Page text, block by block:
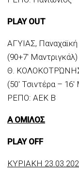
PLAY OUT
ΑΓΥΙΑΣ,
(90+7′ Μαντριγκάλ)
Θ.
(50′ Τσιντέρα –
ΡΕΠΟ: ΑΕΚ Β
Α ΟΜΙΛΟΣ
PLAY OFF
ΚΥΡΙΑΚΗ